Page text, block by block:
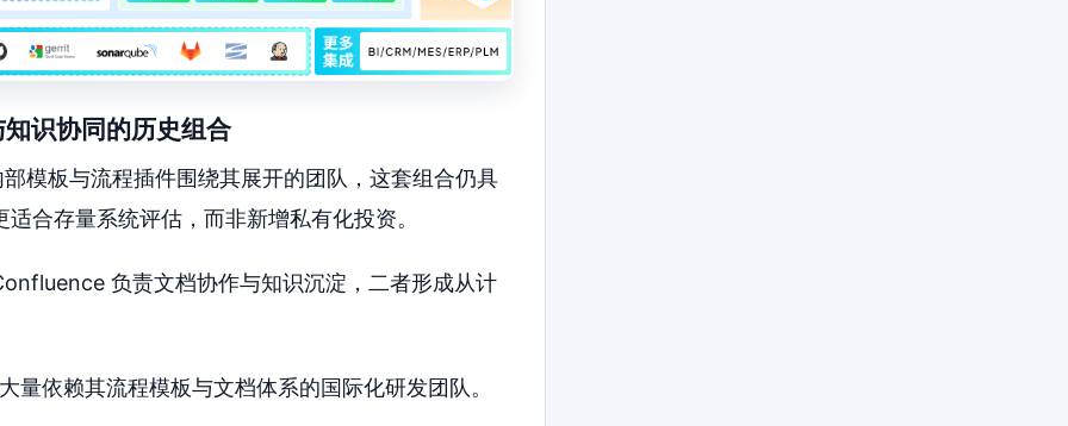
识协同的历史组合
模板与流程插件围绕其展开的团队，这套组合仍具
合存量系统评估，而非新增私有化投资。
负责文档协作与知识沉淀，二者形成从计
量依赖其流程模板与文档体系的国际化研发团队。